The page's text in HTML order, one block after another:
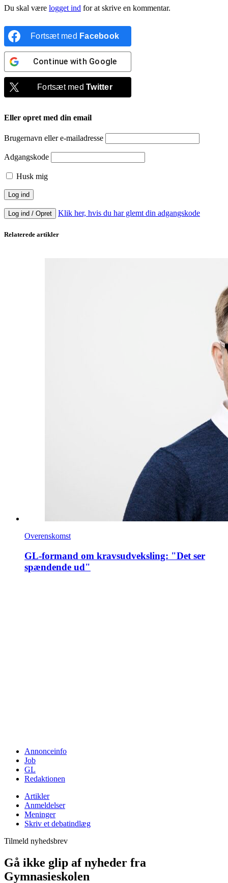
Du skal være logget ind for at skrive en kommentar.
Fortsæt med Facebook
Continue with Google
Fortsæt medTwitter
Eller opret med din email
Brugernavn eller e-mailadresse
Adgangskode
Husk mig
Log ind / Opret Klik her, hvis du har glemt din adgangskode
Relaterede artikler
Overenskomst
GL-formand om kravsudveksling: "Det ser
spændende ud"
Annonceinfo
Job
GL
Redaktionen
Artikler
Anmeldelser
Meninger
Skriv et debatindlæg
Tilmeld nyhedsbrev
Gå ikke glip af nyheder fra
Gymnasieskolen